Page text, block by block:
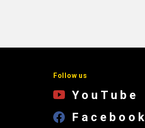
Follow us
YouTube
Facebook